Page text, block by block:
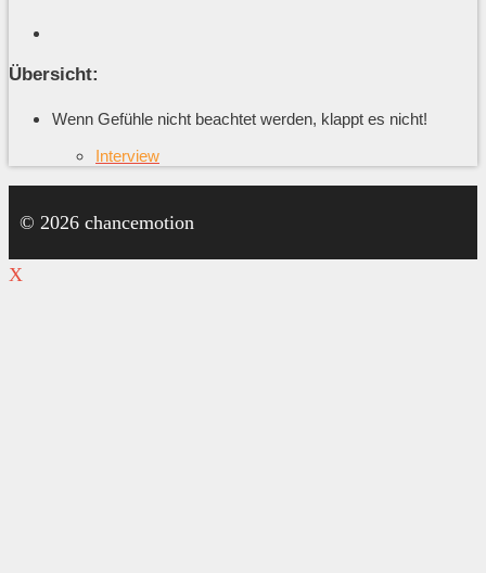
Übersicht:
Wenn Gefühle nicht beachtet werden, klappt es nicht!
Interview
© 2026 chancemotion
X